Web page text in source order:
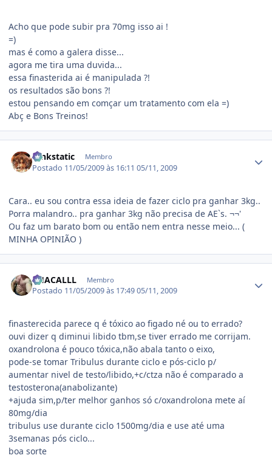
Acho que pode subir pra 70mg isso ai !
=)
mas é como a galera disse...
agora me tira uma duvida...
essa finasterida ai é manipulada ?!
os resultados são bons ?!
estou pensando em comçar um tratamento com ela =)
Abç e Bons Treinos!
funkstatic Membro
Postado 11/05/2009 às 16:1105/11, 2009
Cara.. eu sou contra essa ideia de fazer ciclo pra ganhar 3kg..
Porra malandro.. pra ganhar 3kg não precisa de AE`s. ¬¬'
Ou faz um barato bom ou então nem entra nesse meio... (
MINHA OPINIÃO )
CHACALLL Membro
Postado 11/05/2009 às 17:4905/11, 2009
finasterecida parece q é tóxico ao figado né ou to errado?
ouvi dizer q diminui libido tbm,se tiver errado me corrijam.
oxandrolona é pouco tóxica,não abala tanto o eixo,
pode-se tomar Tribulus durante ciclo e pós-ciclo p/
aumentar nivel de testo/libido,+c/ctza não é comparado a
testosterona(anabolizante)
+ajuda sim,p/ter melhor ganhos só c/oxandrolona mete aí
80mg/dia
tribulus use durante ciclo 1500mg/dia e use até uma
3semanas pós ciclo...
boa sorte